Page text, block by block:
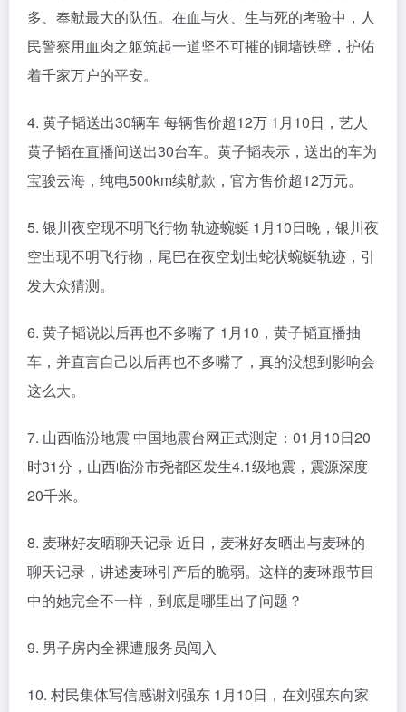
多、奉献最大的队伍。在血与火、生与死的考验中，人
民警察用血肉之躯筑起一道坚不可摧的铜墙铁壁，护佑
着千家万户的平安。
4. 黄子韬送出30辆车 每辆售价超12万 1月10日，艺人
黄子韬在直播间送出30台车。黄子韬表示，送出的车为
宝骏云海，纯电500km续航款，官方售价超12万元。
5. 银川夜空现不明飞行物 轨迹蜿蜒 1月10日晚，银川夜
空出现不明飞行物，尾巴在夜空划出蛇状蜿蜒轨迹，引
发大众猜测。
6. 黄子韬说以后再也不多嘴了 1月10，黄子韬直播抽
车，并直言自己以后再也不多嘴了，真的没想到影响会
这么大。
7. 山西临汾地震 中国地震台网正式测定：01月10日20
时31分，山西临汾市尧都区发生4.1级地震，震源深度
20千米。
8. 麦琳好友晒聊天记录 近日，麦琳好友晒出与麦琳的
聊天记录，讲述麦琳引产后的脆弱。这样的麦琳跟节目
中的她完全不一样，到底是哪里出了问题？
9. 男子房内全裸遭服务员闯入
10. 村民集体写信感谢刘强东 1月10日，在刘强东向家